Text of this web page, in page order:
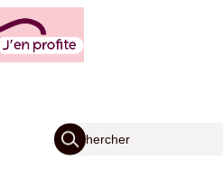
gain de temps
Financement